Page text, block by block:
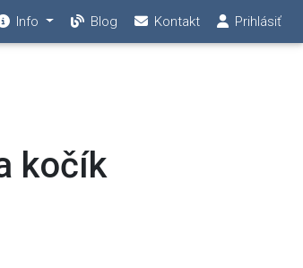
Info Blog Kontakt Prihlásiť
kočík